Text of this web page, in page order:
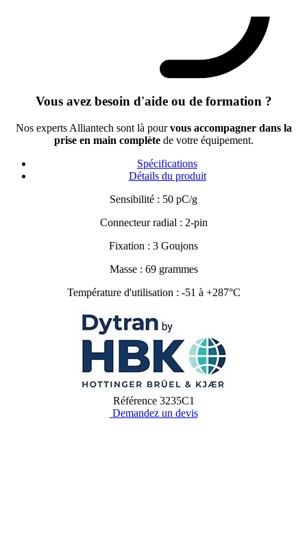
Vous avez besoin d'aide ou de formation ?
Nos experts Alliantech sont là pourvous accompagner dans la
prise en main complètede votre équipement.
Spécifications
Détails du produit
Sensibilité : 50 pC/g
Connecteur radial : 2-pin
Fixation : 3 Goujons
Masse : 69 grammes
Température d'utilisation : -51 à +287°C
Référence 3235C1
Demandez un devis